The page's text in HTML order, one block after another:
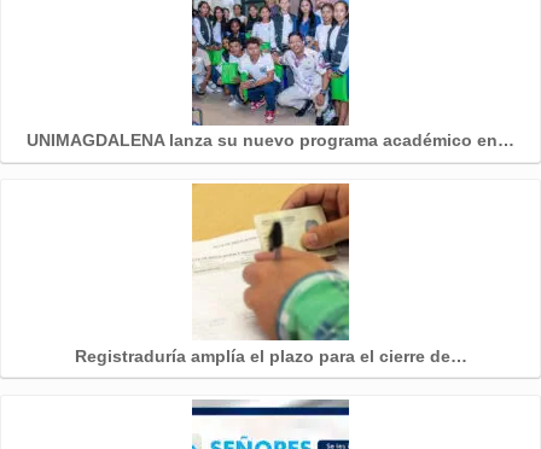
UNIMAGDALENA lanza su nuevo programa académico en…
Registraduría amplía el plazo para el cierre de…